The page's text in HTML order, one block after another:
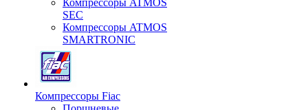
Компрессоры ATMOS
SEC
Компрессоры ATMOS
SMARTRONIC
Компрессоры Fiac